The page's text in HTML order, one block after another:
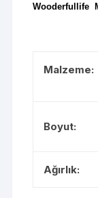
Wooderfullife
Malzeme:
Boyut:
Ağırlık: